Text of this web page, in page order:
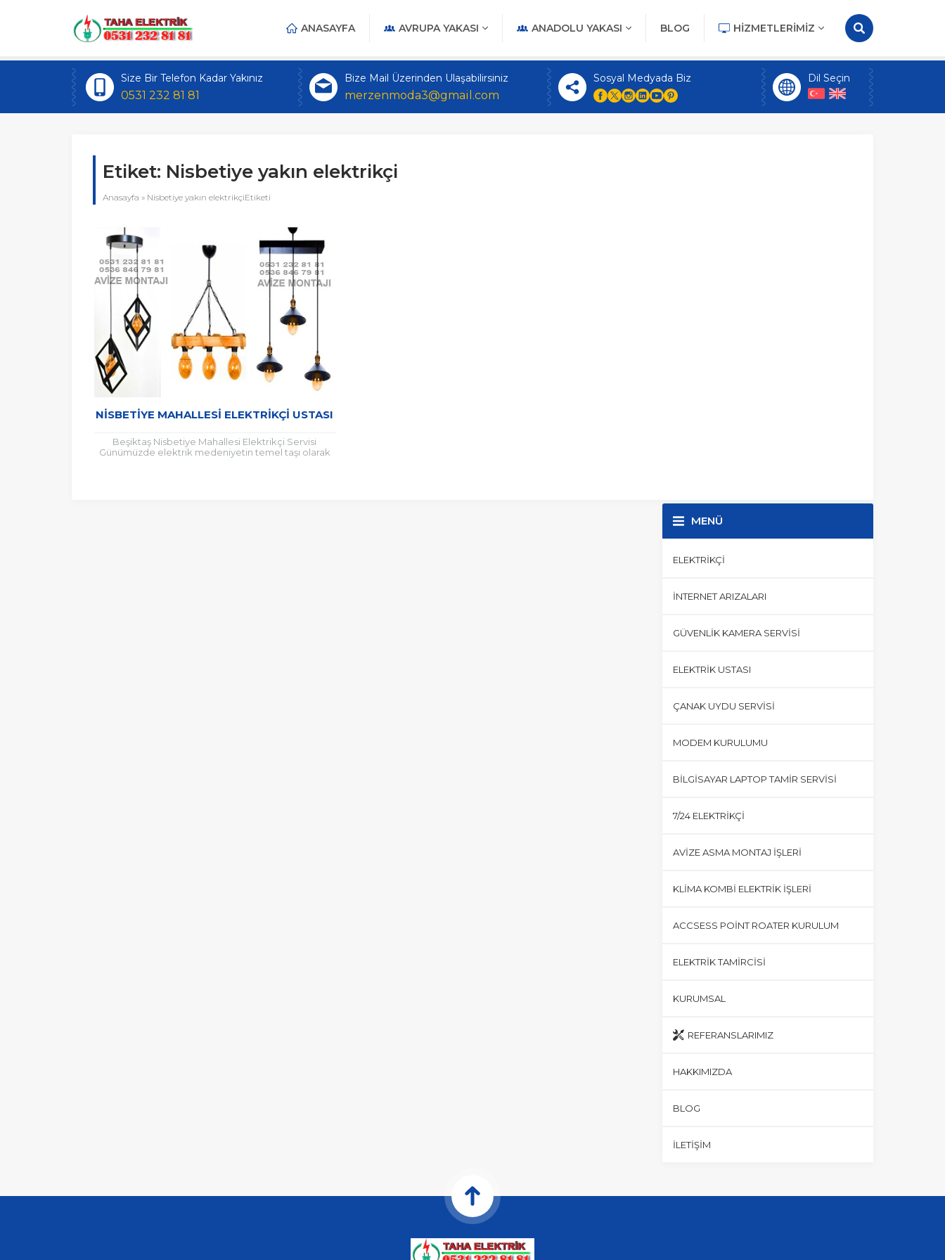
ANASAYFA AVRUPA YAKASI ANADOLU YAKASI BLOG HIZMETLERIMIZ
Size Bir Telefon Kadar Yakınız
0531 232 81 81
Bize Mail Üzerinden Ulaşabilirsiniz
merzenmoda3@gmail.com
Sosyal Medyada Biz Dil Seçin
Etiket: Nisbetiye yakın elektrikçi
Anasayfa » Nisbetiye yakın elektrikçiEtiketi
NISBETIYE MAHALLESI ELEKTRIKÇI USTASI
Beşiktaş Nisbetiye Mahallesi Elektrikçi Servisi
Günümüzde elektrik medeniyetin temel taşı olarak
MENÜ
ELEKTRIKÇI
İNTERNET ARIZALARI
GÜVENLIK KAMERA SERVISI
ELEKTRIK USTASI
ÇANAK UYDU SERVISI
MODEM KURULUMU
BILGISAYAR LAPTOP TAMIR SERVISI
7/24 ELEKTRIKÇI
AVIZE ASMA MONTAJ İŞLERI
KLIMA KOMBI ELEKTRIK İŞLERI
ACCSESS POINT ROATER KURULUM
ELEKTRIK TAMIRCISI
KURUMSAL
REFERANSLARIMIZ
HAKKIMIZDA
BLOG
İLETIŞIM